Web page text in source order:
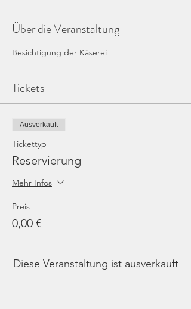
Über die Veranstaltung
Besichtigung der Käserei
Tickets
Ausverkauft
Tickettyp
Reservierung
Mehr Infos
Preis
0,00 €
Diese Veranstaltung ist ausverkauft